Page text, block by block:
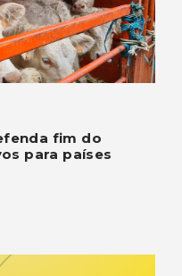
fim do
para países